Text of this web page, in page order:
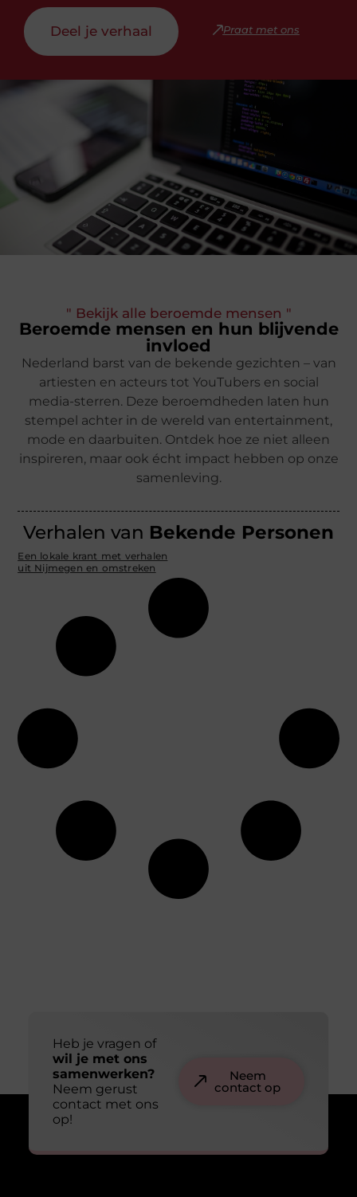
Deel je verhaal Praat met ons
" Bekijk alle beroemde mensen "
Beroemde mensen en hun blijvende
invloed
Nederland barst van de bekende gezichten – van
artiesten en acteurs tot YouTubers en social
media-sterren. Deze beroemdheden laten hun
stempel achter in de wereld van entertainment,
mode en daarbuiten. Ontdek hoe ze niet alleen
inspireren, maar ook écht impact hebben op onze
samenleving.
Verhalen van Bekende Personen
Een lokale krant met verhalen
uit Nijmegen en omstreken
Heb je vragen of
wil je met ons
samenwerken?
Neem gerust
contact met ons
op!
Neem
contact op